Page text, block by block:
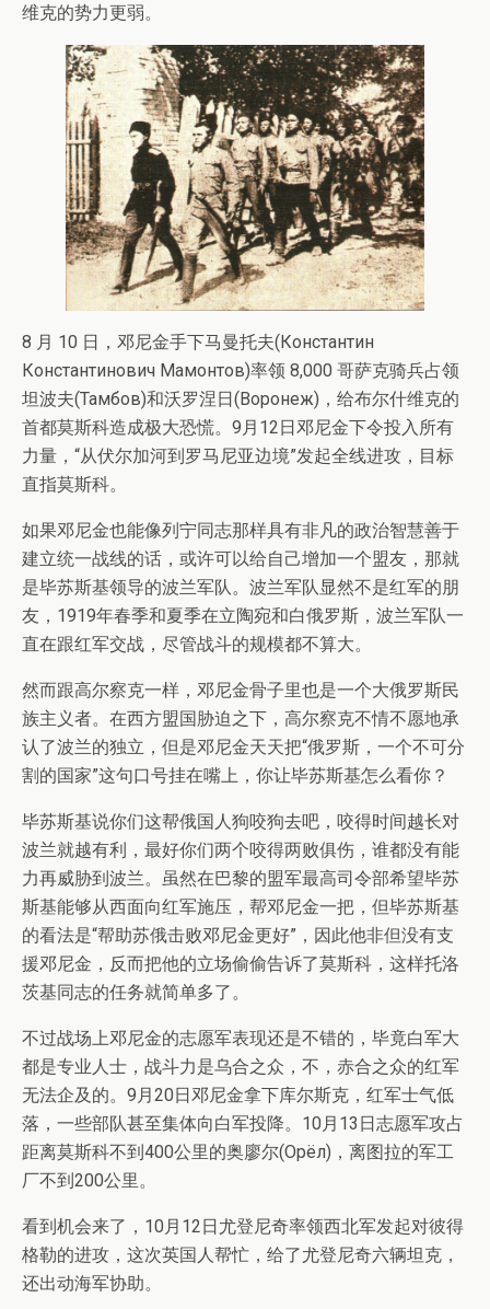
维克的势力更弱。
8 月 10 日，邓尼金手下马曼托夫(Константин
Константинович Мамонтов)率领 8,000 哥萨克骑兵占领
坦波夫(Тамбов)和沃罗涅日(Воронеж)，给布尔什维克的
首都莫斯科造成极大恐慌。9月12日邓尼金下令投入所有
力量，“从伏尔加河到罗马尼亚边境”发起全线进攻，目标
直指莫斯科。
如果邓尼金也能像列宁同志那样具有非凡的政治智慧善于
建立统一战线的话，或许可以给自己增加一个盟友，那就
是毕苏斯基领导的波兰军队。波兰军队显然不是红军的朋
友，1919年春季和夏季在立陶宛和白俄罗斯，波兰军队一
直在跟红军交战，尽管战斗的规模都不算大。
然而跟高尔察克一样，邓尼金骨子里也是一个大俄罗斯民
族主义者。在西方盟国胁迫之下，高尔察克不情不愿地承
认了波兰的独立，但是邓尼金天天把“俄罗斯，一个不可分
割的国家”这句口号挂在嘴上，你让毕苏斯基怎么看你？
毕苏斯基说你们这帮俄国人狗咬狗去吧，咬得时间越长对
波兰就越有利，最好你们两个咬得两败俱伤，谁都没有能
力再威胁到波兰。虽然在巴黎的盟军最高司令部希望毕苏
斯基能够从西面向红军施压，帮邓尼金一把，但毕苏斯基
的看法是“帮助苏俄击败邓尼金更好”，因此他非但没有支
援邓尼金，反而把他的立场偷偷告诉了莫斯科，这样托洛
茨基同志的任务就简单多了。
不过战场上邓尼金的志愿军表现还是不错的，毕竟白军大
都是专业人士，战斗力是乌合之众，不，赤合之众的红军
无法企及的。9月20日邓尼金拿下库尔斯克，红军士气低
落，一些部队甚至集体向白军投降。10月13日志愿军攻占
距离莫斯科不到400公里的奥廖尔(Орёл)，离图拉的军工
厂不到200公里。
看到机会来了，10月12日尤登尼奇率领西北军发起对彼得
格勒的进攻，这次英国人帮忙，给了尤登尼奇六辆坦克，
还出动海军协助。